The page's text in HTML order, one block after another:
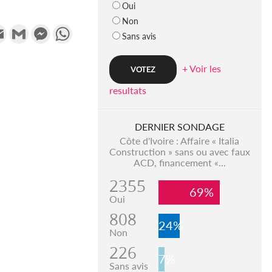
Email Gmail Messenger
Oui
Non
Sans avis
+ Voir les
resultats
DERNIER SONDAGE
Côte d'Ivoire : Affaire « Italia
Construction » sans ou avec faux
ACD, financement «...
2355
Oui 69%
808
Non 24%
226
Sans avis 7%